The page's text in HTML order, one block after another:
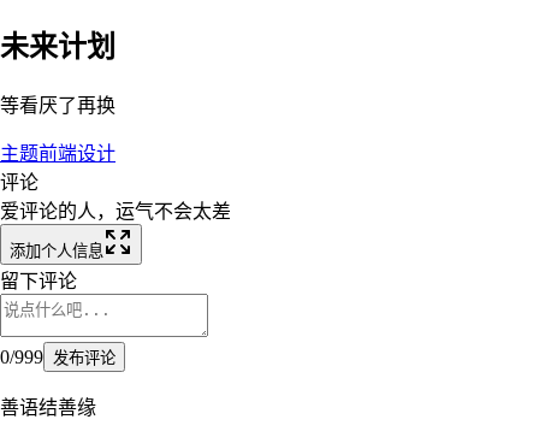
未来计划
等看厌了再换
主题前端设计
评论
爱评论的人，运气不会太差
添加个人信息
留下评论
0/999 发布评论
善语结善缘